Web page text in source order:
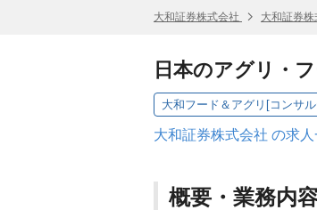
大和証券株式会社 大和証券
日本のアグリ・
大和フード＆アグリ[コンサ
大和証券株式会社 の求人
概要・業務内